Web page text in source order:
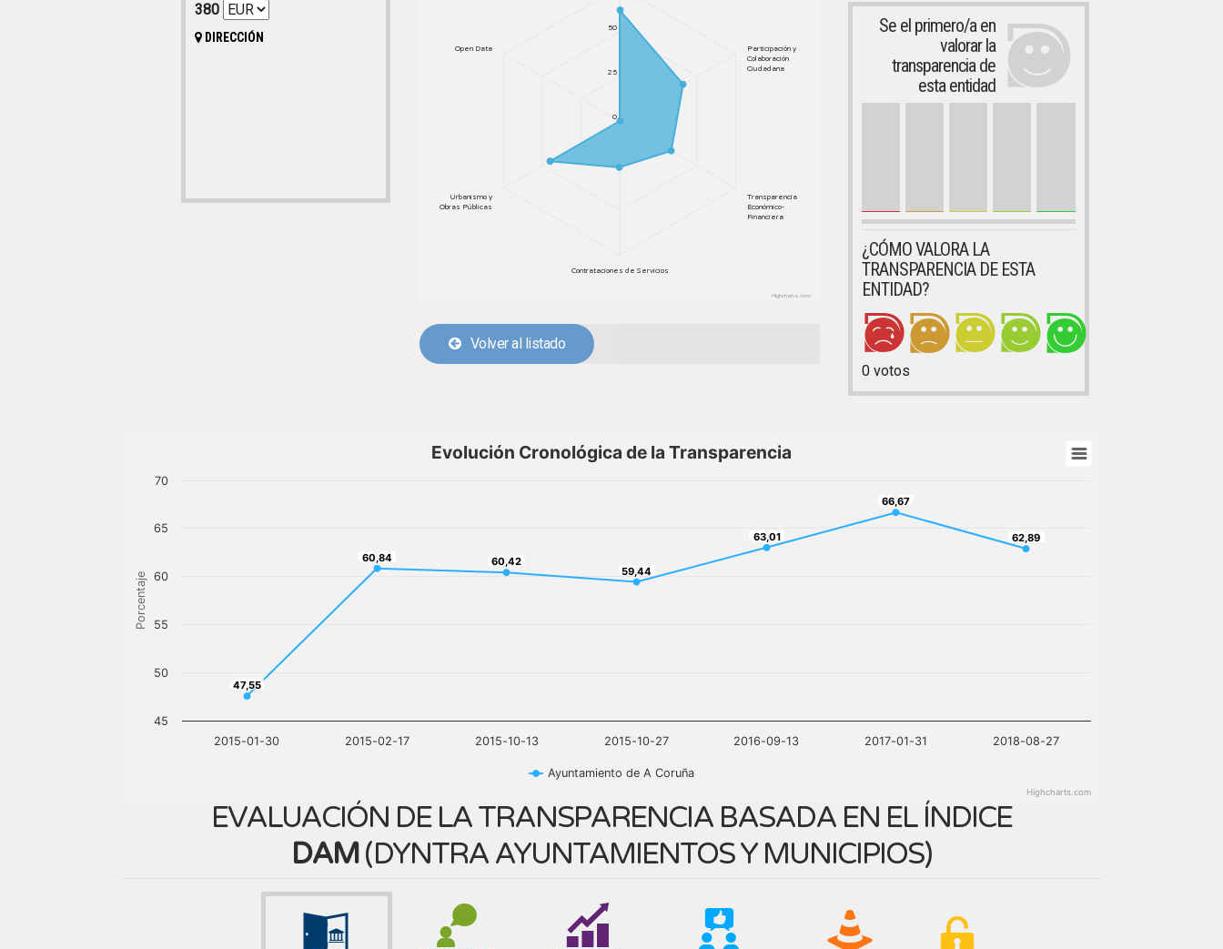
380
DIRECCIÓN
Participación y
Colaboración
Ciudadana
Transparencia
Económico-
Financiera
Contrataciones de Servicios
Urbanismo y
Obras Públicas
Open Data
0
25
50
Highcharts.com
Volver al listado
Se el primero/a en
valorar la
transparencia de
esta entidad
¿CÓMO VALORA LA
TRANSPARENCIA DE ESTA
ENTIDAD?
0votos
Porcentaje
Evolución Cronológica de la Transparencia
47,55
47,55
60,84
60,84 60,42
60,42
59,44
59,44
63,01
63,01
66,67
66,67
62,89
62,89
Ayuntamiento de A Coruña
2015-01-30 2015-02-17 2015-10-13 2015-10-27 2016-09-13 2017-01-31 2018-08-27
45
50
55
60
65
70
Highcharts.com
EVALUACIÓN DE LA TRANSPARENCIA BASADA EN EL ÍNDICE
DAM(DYNTRA AYUNTAMIENTOS Y MUNICIPIOS)